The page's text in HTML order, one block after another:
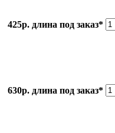
425р. длина под заказ*
630р. длина под заказ*